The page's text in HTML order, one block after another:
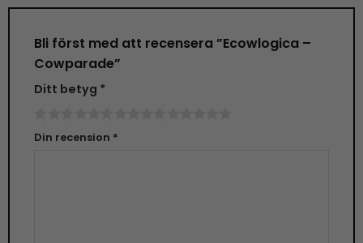
Bli först med att recensera ”Ecowlogica –
Cowparade”
Ditt betyg *
Din recension *